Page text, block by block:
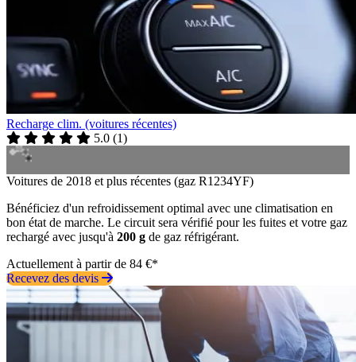
Recharge clim. (voitures récentes)
5.0 (1)
Voitures de 2018 et plus récentes (gaz R1234YF)
Bénéficiez d'un refroidissement optimal avec une climatisation en
bon état de marche. Le circuit sera vérifié pour les fuites et votre gaz
rechargé avec jusqu'à 200 g de gaz réfrigérant.
Actuellement à partir de 84 €*
Recevez des devis